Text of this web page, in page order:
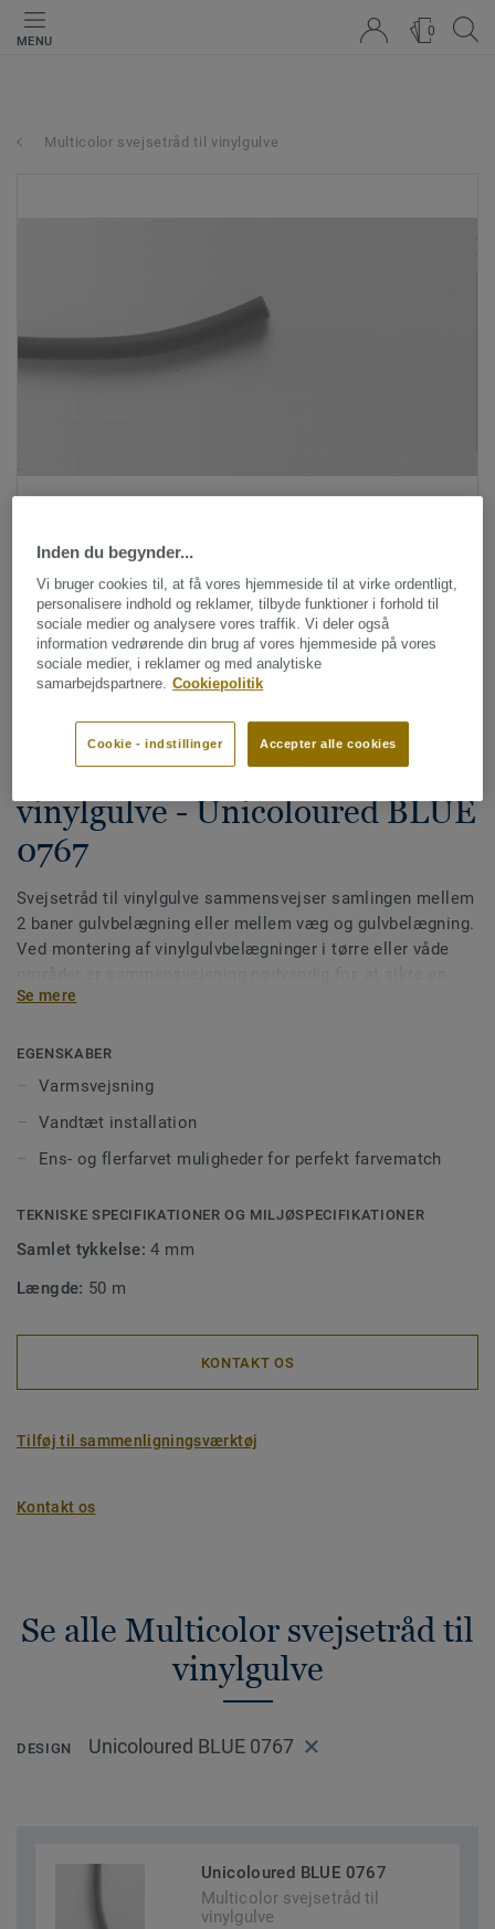
MENU
0
Multicolor svejsetråd til vinylgulve
Svejsetråde
Multicolor svejsetråd til
vinylgulve - Unicoloured BLUE
0767
Svejsetråd til vinylgulve sammensvejser samlingen mellem
2 baner gulvbelægning eller mellem væg og gulvbelægning.
Ved montering af vinylgulvbelægninger i tørre eller våde
vandtæt montering men også for at få en korrekt
lettere at rengøre, da det forhindrer, at snavs sætter sig
fast i hullerne. Vores svejsetråd fås i ens- eller flerfarvet,
så de passer perfekt til dine gulve eller til at skabe
designkontraster.
Se mere
EGENSKABER
Varmsvejsning
Vandtæt installation
Ens- og flerfarvet muligheder for perfekt farvematch
TEKNISKE SPECIFIKATIONER OG MILJØSPECIFIKATIONER
Samlet tykkelse:4 mm
Længde: 50 m
KONTAKT OS
Tilføj til sammenligningsværktøj
Kontakt os
Se alle Multicolor svejsetråd til
vinylgulve
DESIGN Unicoloured BLUE 0767
Unicoloured BLUE 0767
Multicolor svejsetråd til
vinylgulve
Inden du begynder...
Vi bruger cookies til, at få vores hjemmeside til at virke ordentligt,
personalisere indhold og reklamer, tilbyde funktioner i forhold til
sociale medier og analysere vores traffik. Vi deler også
information vedrørende din brug af vores hjemmeside på vores
sociale medier, i reklamer og med analytiske
samarbejdspartnere. Cookiepolitik
Accepter alle cookies
Cookie - indstillinger